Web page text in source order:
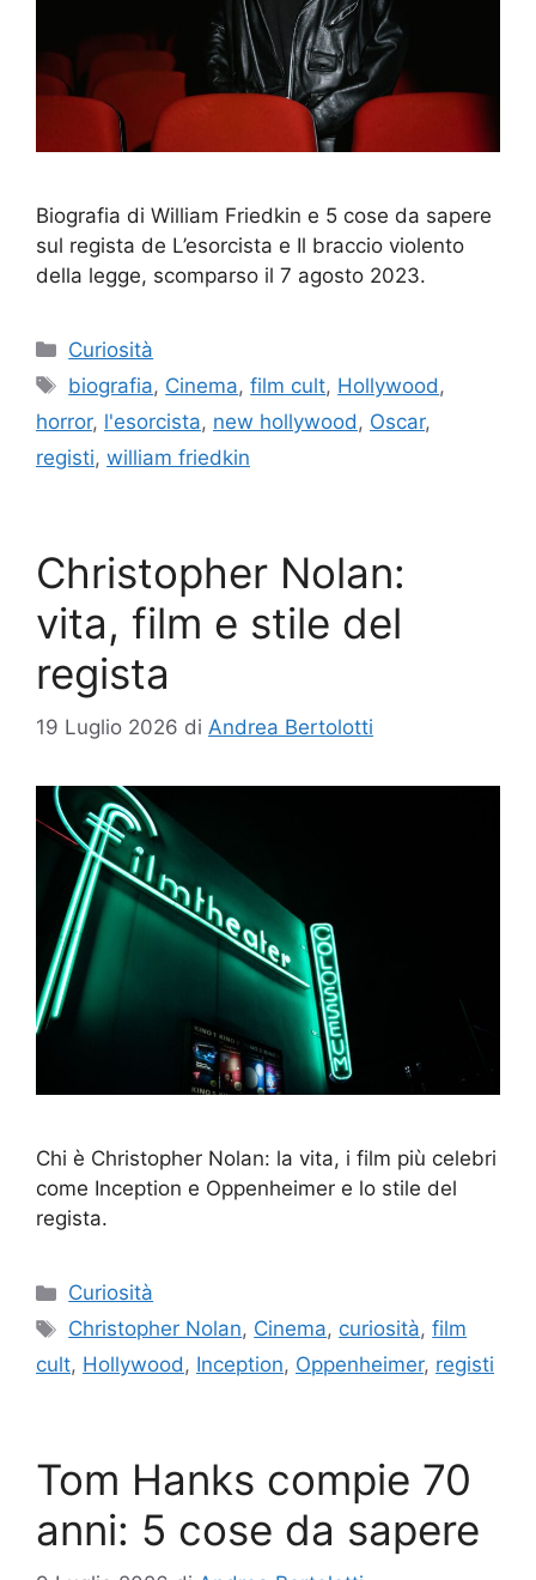
Biografia di William Friedkin e 5 cose da sapere
sul regista de L’esorcista e Il braccio violento
della legge, scomparso il 7 agosto 2023.
Categorie
Curiosità
Tag
biografia, Cinema,film cult, Hollywood,
horror, l'esorcista, new hollywood, Oscar,
registi, william friedkin
Christopher Nolan:
vita, film e stile del
regista
19 Luglio 2026 di Andrea Bertolotti
Chi è Christopher Nolan: la vita, i film più celebri
come Inception e Oppenheimer e lo stile del
regista.
Categorie
Curiosità
Tag
Christopher Nolan, Cinema, curiosità,film
cult, Hollywood, Inception, Oppenheimer, registi
Tom Hanks compie 70
anni: 5 cose da sapere